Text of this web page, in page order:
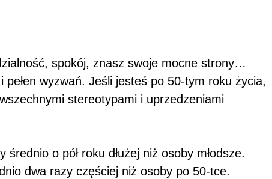
spokój, znasz swoje mocne strony…
wyzwań. Jeśli jesteś po 50-tym roku życia,
stereotypami i uprzedzeniami
o pół roku dłużej niż osoby młodsze.
dwa razy częściej niż osoby po 50-tce.